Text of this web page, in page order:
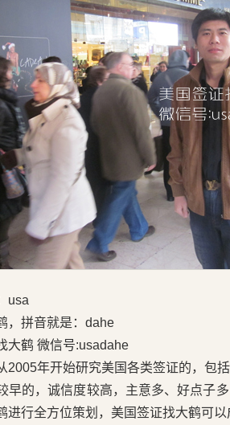
usa
，拼音就是：dahe
大鹤 微信号:usadahe
2005年开始研究美国各类签证的，包
早的，诚信度较高，主意多、好点子
进行全方位策划，美国签证找大鹤可以